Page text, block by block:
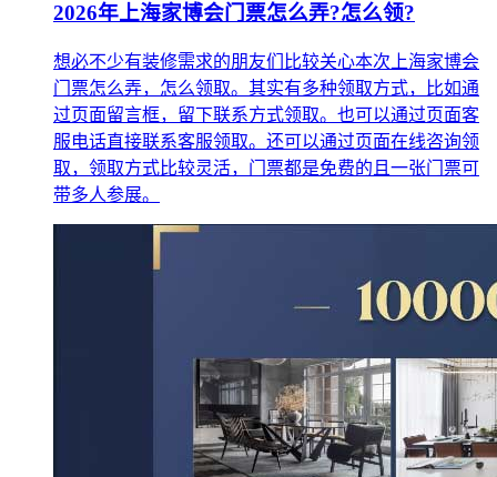
2026年上海家博会门票怎么弄?怎么领?
想必不少有装修需求的朋友们比较关心本次上海家博会
门票怎么弄，怎么领取。其实有多种领取方式，比如通
过页面留言框，留下联系方式领取。也可以通过页面客
服电话直接联系客服领取。还可以通过页面在线咨询领
取，领取方式比较灵活，门票都是免费的且一张门票可
带多人参展。